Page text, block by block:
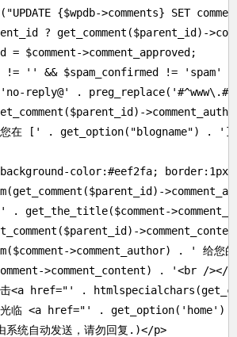
{$wpdb->comments} SET
? get_comment($parent_id)-
= $comment->comment_approved;
!= '' && $spam_confirmed != 'spam'
reply@' .
在 [' . get_option("blogname") . ']
color:#eef2fa;
. get_the_title($comment-
>comment_author) . ' 给您
>comment_content) . '<br /></
<a href="' .
光临 <a href="' .
统自动发送，请勿回复.)</p>